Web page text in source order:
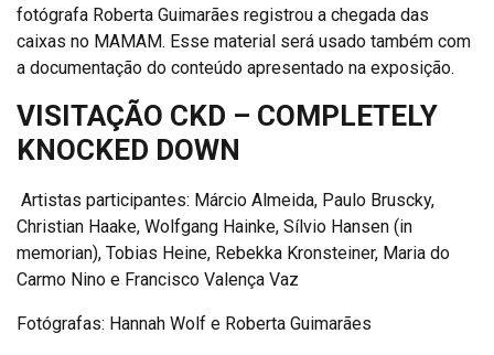
fotógrafa Roberta Guimarães registrou a chegada das
caixas no MAMAM. Esse material será usado também com
a documentação do conteúdo apresentado na exposição.
VISITAÇÃO CKD – COMPLETELY
KNOCKED DOWN
Artistas participantes: Márcio Almeida, Paulo Bruscky,
Christian Haake, Wolfgang Hainke, Sílvio Hansen (in
memorian), Tobias Heine, Rebekka Kronsteiner, Maria do
Carmo Nino e Francisco Valença Vaz
Fotógrafas: Hannah Wolf e Roberta Guimarães